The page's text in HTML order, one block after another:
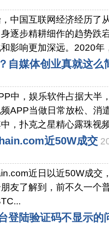
中国互联网经济经历了
逐步精耕细作的趋势跌
影响更加深远。2020年
自媒体创业真就这么
中，娱乐软件占据大半
APP当做日常放松、消
，扑克之星精心露珠视
近50W成交
近日以近50W成交
友了解到，前不久一个
登陆验证码不显示的